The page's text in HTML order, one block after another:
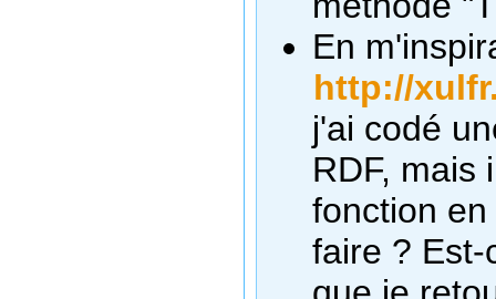
En
http://
j'ai codé
RDF, mais
fonction
faire ?